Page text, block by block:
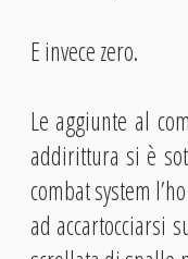
E invece zero.
Le aggiunte al
addirittura si è
combat system
ad accartocciarsi